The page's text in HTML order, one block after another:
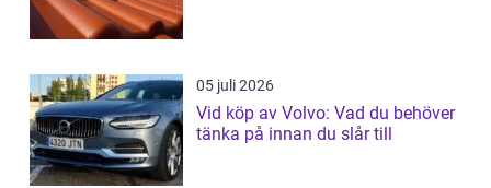
05 juli 2026
Vid köp av Volvo: Vad du behöver
tänka på innan du slår till